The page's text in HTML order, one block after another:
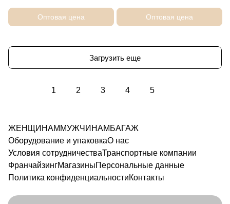
Оптовая цена Оптовая цена
Загрузить еще
1 2 3 4 5
ЖЕНЩИНАМ МУЖЧИНАМ БАГАЖ
Оборудование и упаковкаО нас
Условия сотрудничестваТранспортные компании
ФранчайзингМагазиныПерсональные данные
Политика конфиденциальностиКонтакты